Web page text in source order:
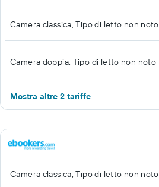
Camera classica, Tipo di letto non noto
Camera doppia, Tipo di letto non noto
Mostra altre 2 tariffe
Camera classica, Tipo di letto non noto